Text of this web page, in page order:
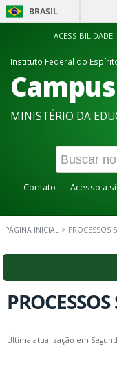
BRASIL
ACESSIBILIDADE
Instituto Federal do
MINISTÉRIO DA
Contato Acesso a
PÁGINA INICIAL > PROCESSOS
Última atualização em